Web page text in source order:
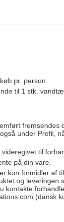
pr. person.
til 1 stk.
fremsendes
under Profil,
til
på din vare.
kun formidler af
og leveringen
kontakte
(dansk